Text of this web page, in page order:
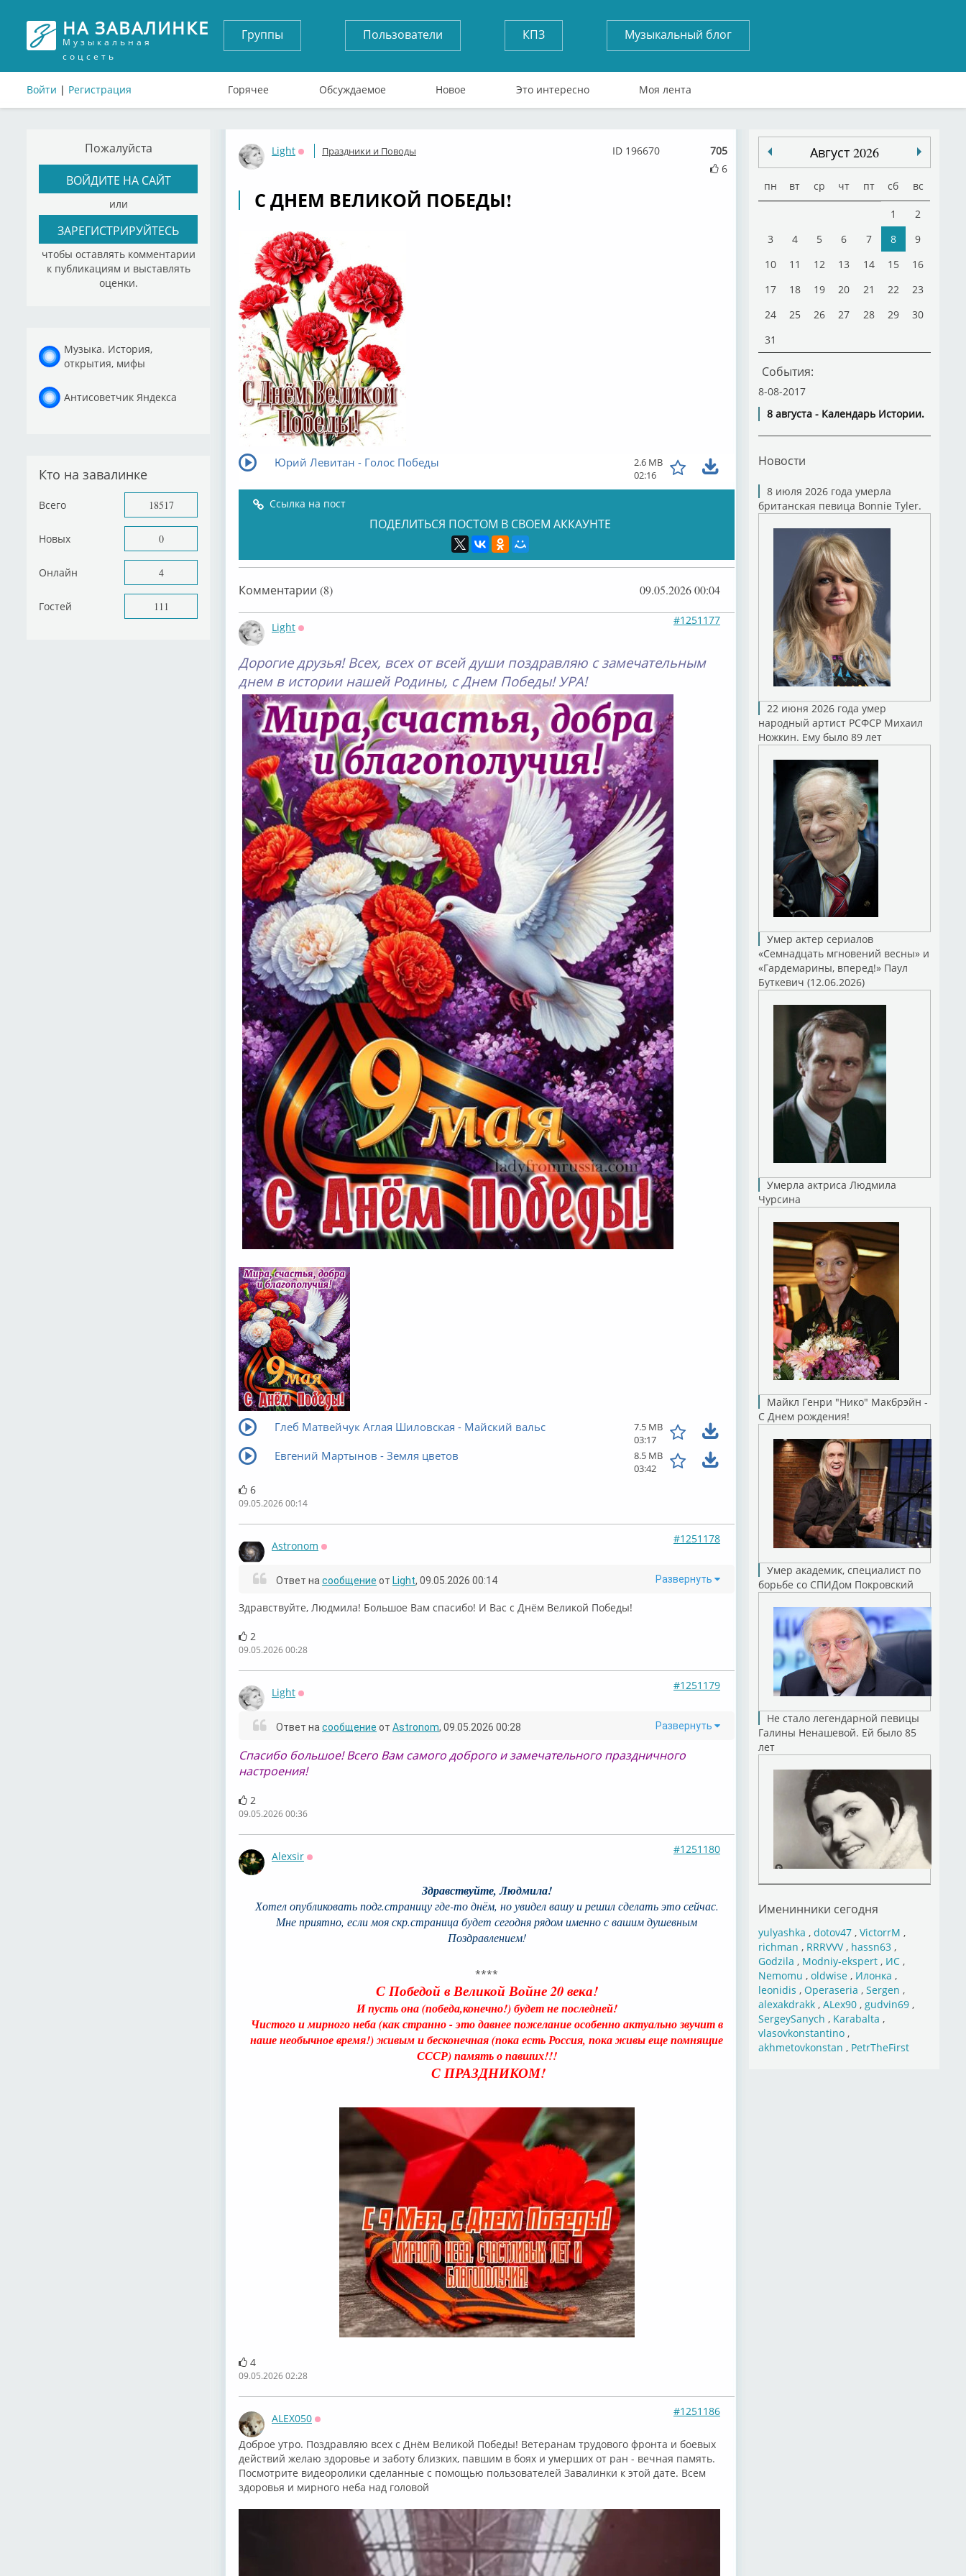
НА ЗАВАЛИНКЕ
Музыкальная
соцсеть
Войти | Регистрация
Группы Пользователи КПЗ Музыкальный блог
Горячее Обсуждаемое Новое Это интересно Моя лента
Пожалуйста
ВОЙДИТЕ НА САЙТ
или
ЗАРЕГИСТРИРУЙТЕСЬ
чтобы оставлять комментарии
к публикациям и выставлять
оценки.
Музыка. История,
открытия, мифы
Антисоветчик Яндекса
Кто на завалинке
Всего 18517
Новых 0
Онлайн 4
Гостей 111
Light
Оффлайн
Праздники и Поводы
705
6
ID 196670
С ДНЕМ ВЕЛИКОЙ ПОБЕДЫ!
Юрий Левитан - Голос Победы
2.6 MB
02:16
Ссылка на пост
ПОДЕЛИТЬСЯ ПОСТОМ В СВОЕМ АККАУНТЕ
Комментарии (8) 09.05.2026 00:04
Light
#1251177
Дорогие друзья! Всех, всех от всей души поздравляю с замечательным
днем в истории нашей Родины, с Днем Победы! УРА!
Глеб Матвейчук Аглая Шиловская - Майский вальс
7.5 MB
03:17
Евгений Мартынов - Земля цветов
8.5 MB
03:42
6
09.05.2026 00:14
Astronom
#1251178
Развернуть
Ответ на сообщение от Light, 09.05.2026 00:14
Здравствуйте, Людмила! Большое Вам спасибо! И Вас с Днём Великой Победы!
2
09.05.2026 00:28
Light
#1251179
Развернуть
Ответ на сообщение от Astronom, 09.05.2026 00:28
Спасибо большое! Всего Вам самого доброго и замечательного праздничного
настроения!
2
09.05.2026 00:36
Alexsir
#1251180
Здравствуйте, Людмила!
Хотел опубликовать подг.страницу где-то днём, но увидел вашу и решил сделать это сейчас.
Мне приятно, если моя скр.страница будет сегодня рядом именно с вашим душевным
Поздравлением!
****
С Победой в Великой Войне 20 века!
И пусть она (победа,конечно!) будет не последней!
Чистого и мирного неба (как странно - это давнее пожелание особенно актуально звучит в
наше необычное время!) живым и бесконечная (пока есть Россия, пока живы еще помнящие
СССР) память о павших!!!
С ПРАЗДНИКОМ!
4
09.05.2026 02:28
ALEX050
#1251186
Доброе утро. Поздравляю всех с⁣ Днём Великой Победы! Ветеранам трудового фронта и боевых
действий ⁣желаю здоровье и заботу близких, павшим в боях и умерших от ран - вечная память.
Посмотрите видеоролики сделанные с помощью пользователей Завалинки к этой дате. Всем
здоровья и мирного неба над головой
Август 2026
пн вт ср чт пт сб вс
1
2
3
4 5 6 7 8
9
10
11 12 13 14 15
16
17
18 19 20 21 22
23
24
25 26 27 28 29
30
31
События:
8-08-2017
8 августа - Календарь Истории.
Новости
8 июля 2026 года умерла
британская певица Bonnie Tyler.
22 июня 2026 года умер
народный артист РСФСР Михаил
Ножкин. Ему было 89 лет
Умер актер сериалов
«Семнадцать мгновений весны» и
«Гардемарины, вперед!» Паул
Буткевич (12.06.2026)
Умерла актриса Людмила
Чурсина
Майкл Генри "Нико" Макбрэйн -
С Днем рождения!
Умер академик, специалист по
борьбе со СПИДом Покровский
Не стало легендарной певицы
Галины Ненашевой. Ей было 85
лет
Именинники сегодня
yulyashka , dotov47, VictorrM ,
richman , RRRVVV, hassn63,
Godzila , Modniy-ekspert, ИС,
Nemomu , oldwise, Илонка ,
leonidis , Operaseria , Sergen ,
alexakdrakk, ALex90, gudvin69,
SergeySanych , Karabalta ,
vlasovkonstantino,
akhmetovkonstan , PetrTheFirst